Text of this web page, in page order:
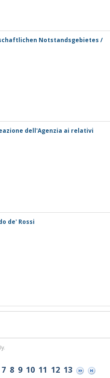
Notstandsgebietes /
dell'Agenzia ai relativi
de' Rossi
7 8 9 10 11 12 13